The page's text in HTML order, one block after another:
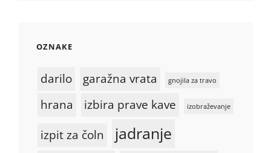
OZNAKE
darilo garažna vrata gnojila za travo
hrana izbira prave kave izobraževanje
izpit za čoln jadranje